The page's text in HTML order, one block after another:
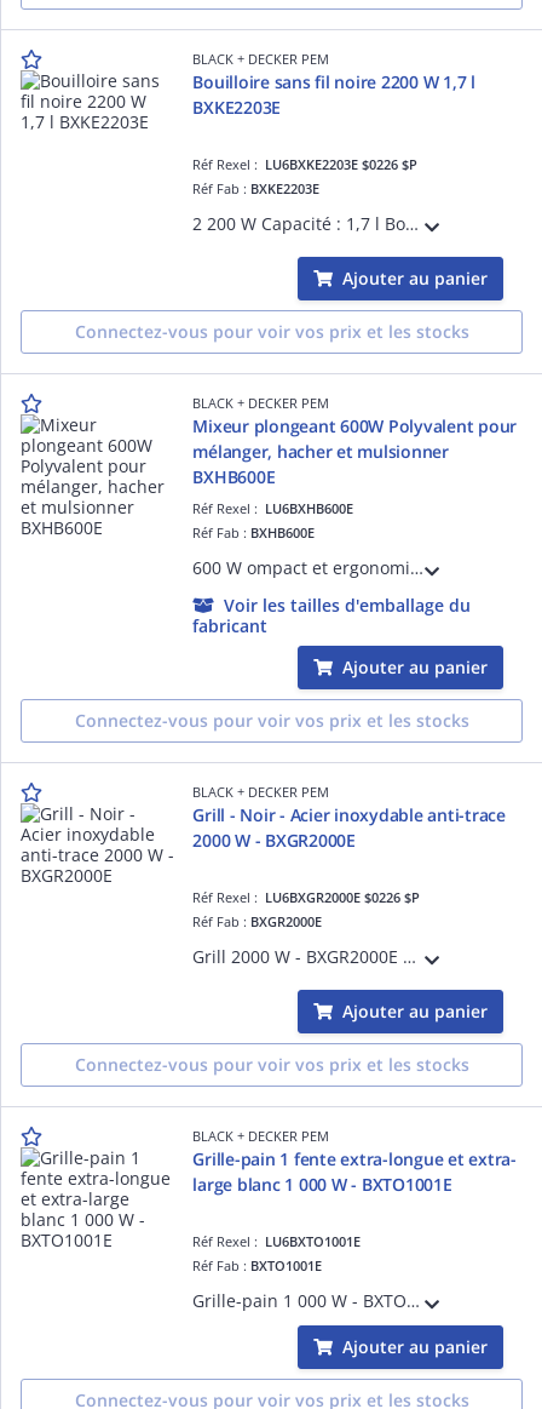
BLACK + DECKER PEM
Bouilloire sans fil noire 2200 W 1,7 l
BXKE2203E
Réf Rexel : LU6BXKE2203E $0226 $P
Réf Fab : BXKE2203E
2 200 W Capacité : 1,7 l Bouilloire sans fil rotation à 360° sur son socle Poignée ergonomique filtre amovible Niveau d'eau visible Arrêt automatique à ébullition Bouton de déverrouillage du couvercle Interrupteur marche/arrêt LED
Ajouter au panier
Connectez-vous pour voir vos prix et les stocks
BLACK + DECKER PEM
Mixeur plongeant 600W Polyvalent pour
mélanger, hacher et mulsionner
BXHB600E
Réf Rexel : LU6BXHB600E
Réf Fab : BXHB600E
600 W ompact et ergonomique Livré avec un verre doseur Lame en acier inoxydable haute performance Design compact et ergonomique Polyvalent pour mélanger, hacher et mulsionner Pied anti-éclaboussures Sans BPA
Voir les tailles d'emballage du
fabricant
Ajouter au panier
Connectez-vous pour voir vos prix et les stocks
BLACK + DECKER PEM
Grill - Noir - Acier inoxydable anti-trace
2000 W - BXGR2000E
Réf Rexel : LU6BXGR2000E $0226 $P
Réf Fab : BXGR2000E
Grill 2000 W - BXGR2000E Acier inoxydable anti-trace Plaques détachables Plaques pour grillades de 29 x 26 cm Contrôle de la température sur deux zones Minuterie (99 minutes) Écran LCD qui indique la température et l'heure
Ajouter au panier
Connectez-vous pour voir vos prix et les stocks
BLACK + DECKER PEM
Grille-pain 1 fente extra-longue et extra-
large blanc 1 000 W - BXTO1001E
Réf Rexel : LU6BXTO1001E
Réf Fab : BXTO1001E
Grille-pain 1 000 W - BXTO1001E 1 fente extra-longue et extra-large de 38 x 260 mm 7 niveaux de brunissage Plateau ramasse-miettes Levier d'élévation supplémentaire pour un extraction facile et sans danger Fonction STOP
Ajouter au panier
Connectez-vous pour voir vos prix et les stocks